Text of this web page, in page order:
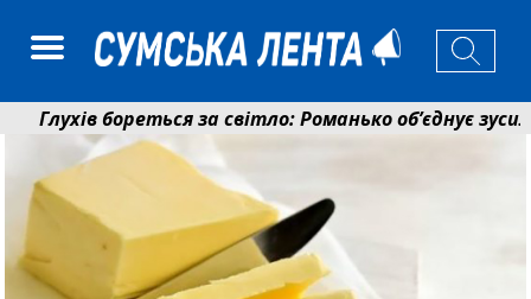
бореться за світло: Романько об’єднує зусилля
фонд Сумщини спрямував 0,2 млрд грн на